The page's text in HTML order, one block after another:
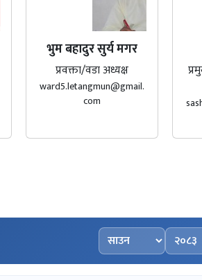
भुम बहादुर सुर्य मगर
प्रवक्ता/वडा अध्यक्ष
ward5.letangmun@gmail.
com
महिना चयन गर्नुहोस्
वर्ष चयन गर्नुहोस्